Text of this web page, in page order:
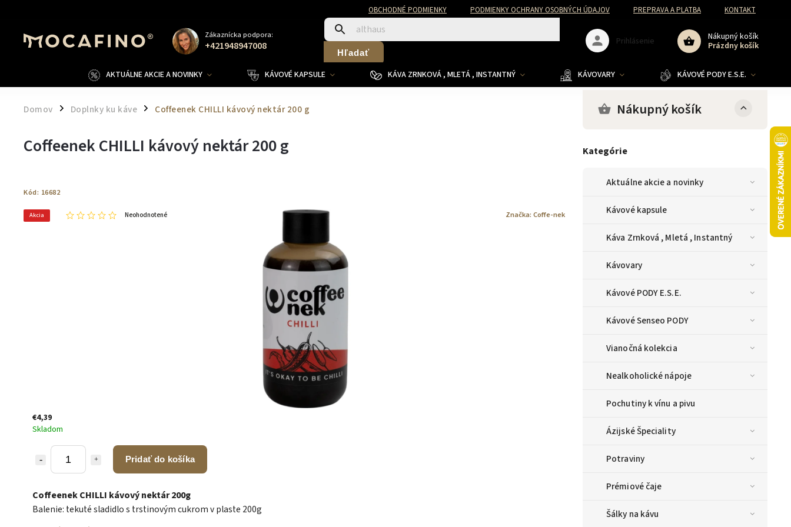
OBCHODNÉ PODMIENKY PODMIENKY OCHRANY OSOBNÝCH ÚDAJOV PREPRAVA A PLATBA KONTAKT
Zákaznícka podpora:
+421948947008 Hľadať
Nákupný košík
Prázdny košík
Prihlásenie
AKTUÁLNE AKCIE A NOVINKY KÁVOVÉ KAPSULE KÁVA ZRNKOVÁ , MLETÁ , INSTANTNÝ KÁVOVARY KÁVOVÉ PODY E.S.E.
Domov / Doplnky ku káve / Coffeenek CHILLI kávový nektár 200 g Nákupný košík
Kategórie
Aktuálne akcie a novinky
Kávové kapsule
Káva Zrnková , Mletá , Instantný
Kávovary
Kávové PODY E.S.E.
Kávové Senseo PODY
Vianočná kolekcia
Nealkoholické nápoje
Pochutiny k vínu a pivu
Ázijské Špeciality
Potraviny
Prémiové čaje
Šálky na kávu
Coffeenek CHILLI kávový nektár 200 g
Kód: 16682
Akcia Neohodnotené Značka: Coffe-nek
€4,39
Skladom
Pridať do košíka
Coffeenek CHILLI kávový nektár 200g
Balenie: tekuté sladidlo s trstinovým cukrom v plaste 200g